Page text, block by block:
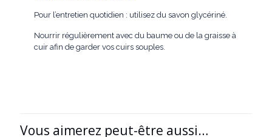
Pour l’entretien quotidien : utilisez du savon glycériné.
Nourrir régulièrement avec du baume ou de la graisse à
cuir afin de garder vos cuirs souples.
Vous aimerez peut-être aussi…